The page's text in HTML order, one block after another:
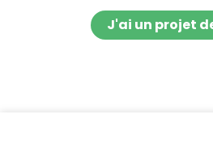
J'ai un projet